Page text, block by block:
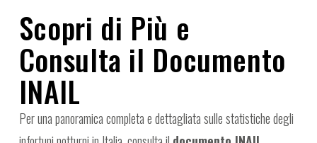
Scopri di Più e
Consulta il Documento
INAIL
Per una panoramica completa e dettagliata sulle statistiche degli